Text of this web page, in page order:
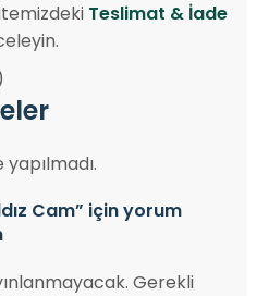
Teslimat & İade
Cam” için yorum
Gerekli